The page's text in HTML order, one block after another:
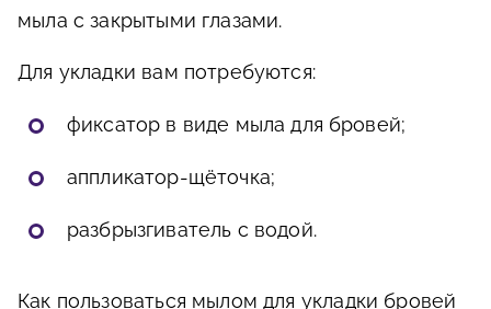
мыла с закрытыми глазами.
Для укладки вам потребуются:
фиксатор в виде мыла для бровей;
аппликатор-щёточка;
разбрызгиватель с водой.
Как пользоваться мылом для укладки бровей